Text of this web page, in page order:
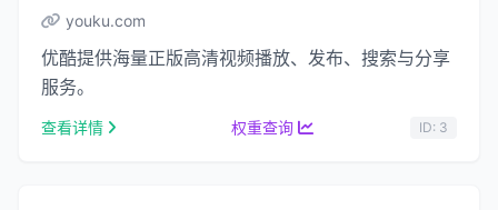
youku.com
优酷提供海量正版高清视频播放、发布、搜索与分享
服务。
查看详情 权重查询 ID: 3